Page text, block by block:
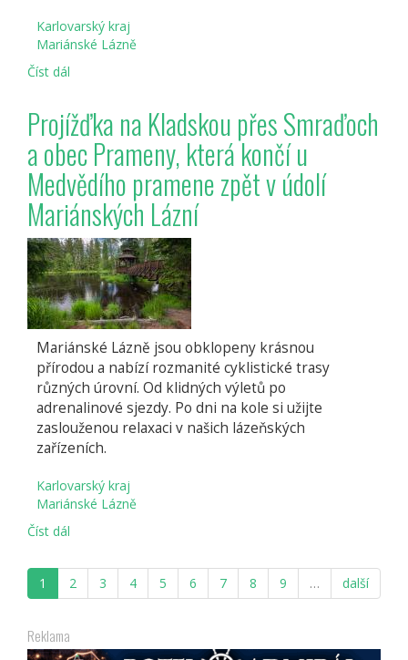
Karlovarský kraj
Mariánské Lázně
Číst dál
Kynžvart
Projížďka na Kladskou přes Smraďoch
a obec Prameny, která končí u
Medvědího pramene zpět v údolí
Mariánských Lázní
Mariánské Lázně jsou obklopeny krásnou
přírodou a nabízí rozmanité cyklistické trasy
různých úrovní. Od klidných výletů po
adrenalinové sjezdy. Po dni na kole si užijte
zaslouženou relaxaci v našich lázeňských
zařízeních.
Karlovarský kraj
Mariánské Lázně
Číst dál
Kladskou
přes
Smraďoch
1 2 3 4 5 6 7 8 9 … další
Reklama